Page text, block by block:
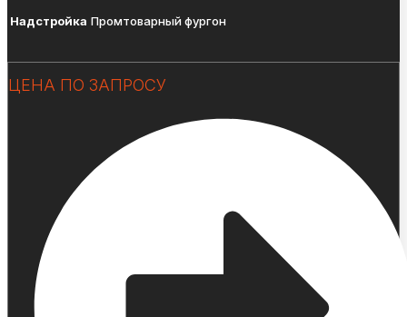
Надстройка Промтоварный фургон
ЦЕНА ПО ЗАПРОСУ